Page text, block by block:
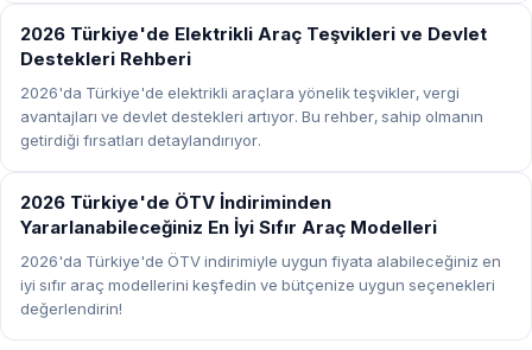
REHBER
2026 Türkiye'de Elektrikli Araç Teşvikleri ve Devlet
Destekleri Rehberi
2026'da Türkiye'de elektrikli araçlara yönelik teşvikler, vergi
avantajları ve devlet destekleri artıyor. Bu rehber, sahip olmanın
getirdiği fırsatları detaylandırıyor.
REHBER
2026 Türkiye'de ÖTV İndiriminden
Yararlanabileceğiniz En İyi Sıfır Araç Modelleri
2026'da Türkiye'de ÖTV indirimiyle uygun fiyata alabileceğiniz en
iyi sıfır araç modellerini keşfedin ve bütçenize uygun seçenekleri
değerlendirin!